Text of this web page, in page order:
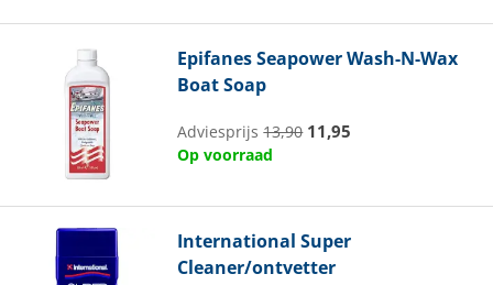
EpifanesSeapower Wash-N-Wax
Boat Soap
Adviesprijs13,90 11,95
Op voorraad
International Super
Cleaner/ontvetter